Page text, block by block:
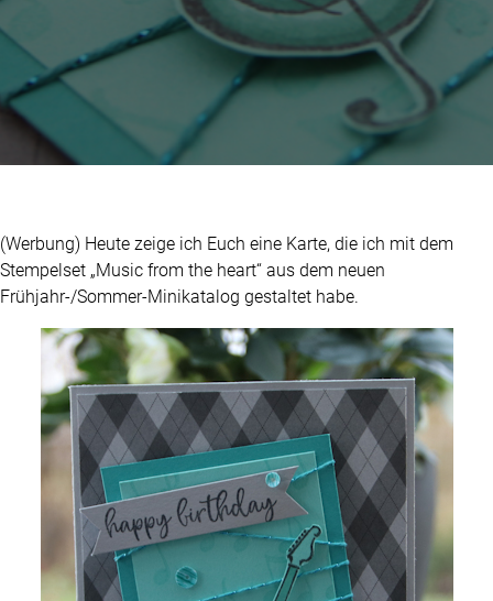
(Werbung) Heute zeige ich Euch eine Karte, die ich mit dem
Stempelset „Music from the heart“ aus dem neuen
Frühjahr-/Sommer-Minikatalog gestaltet habe.